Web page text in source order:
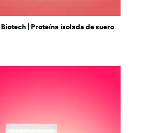
Biotech | Proteína isolada de suero